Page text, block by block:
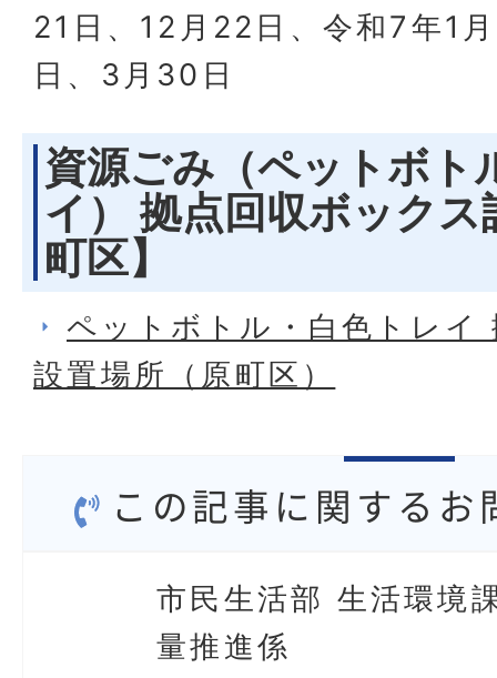
21日、12月22日、令和7年1
日、3月30日
資源ごみ（ペットボト
イ） 拠点回収ボックス
町区】
ペットボトル・白色トレイ
設置場所（原町区）
この記事に関するお
市民生活部 生活環境
量推進係